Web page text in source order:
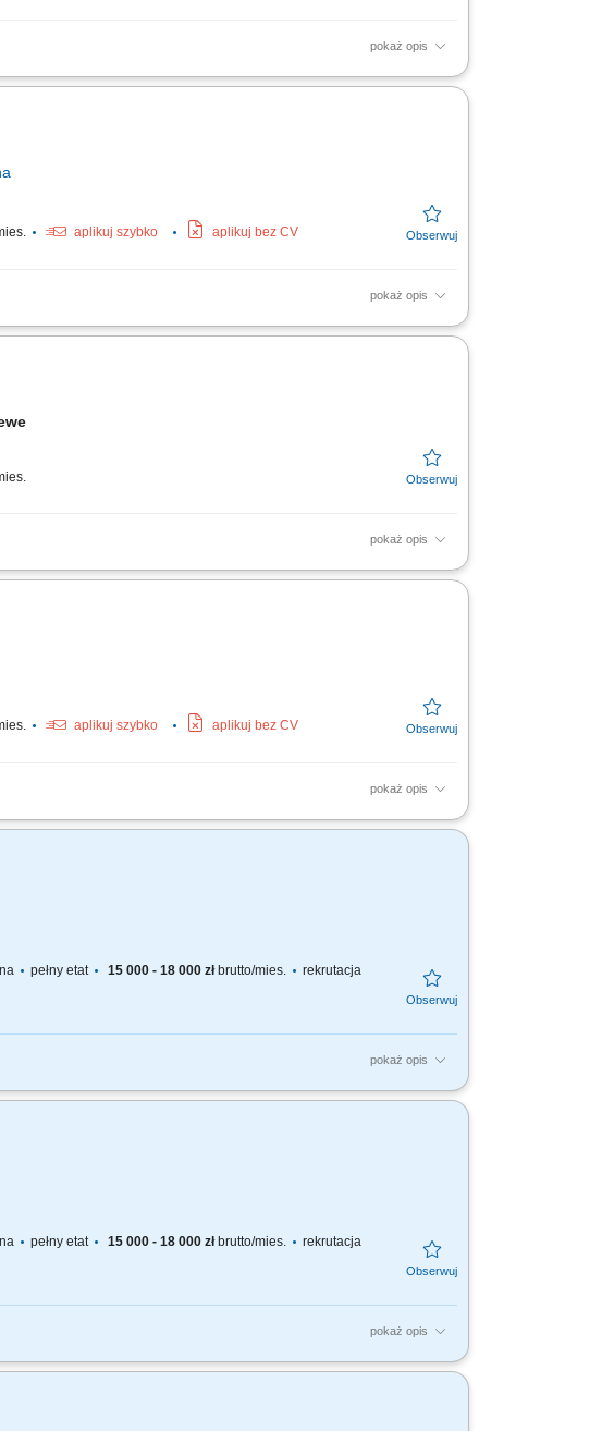
pokaż opis
produkcji zbiorników, wykańczanie wcześniej zespawanych
aplikuj szybko aplikuj bez CV
pokaż opis
konstrukcji stalowych i elementów z blach o
pokaż opis
nierdzewnej. Wykonywanie prac spawalniczych zgodnie z
aplikuj szybko aplikuj bez CV
pokaż opis
131 (MIG), 135 (MAG) lub 141 (TIG/WIG). Obróbka
pełny etat 15 000 - 18 000 złbrutto/mies.
rekrutacja
pokaż opis
połączeń spawanych zgodnie z dokumentacją techniczną.
pełny etat 15 000 - 18 000 złbrutto/mies.
rekrutacja
pokaż opis
połączeń spawanych zgodnie z dokumentacją techniczną.